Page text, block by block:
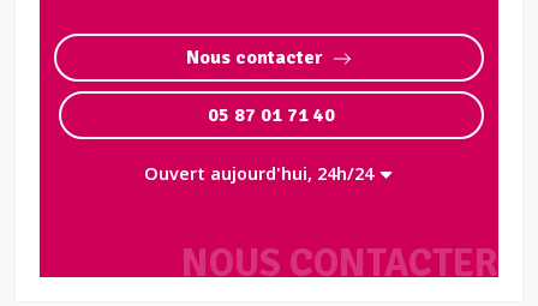
NOUS CONTACTER
Nous contacter
05 87 01 71 40
Ouvert aujourd'hui, 24h/24